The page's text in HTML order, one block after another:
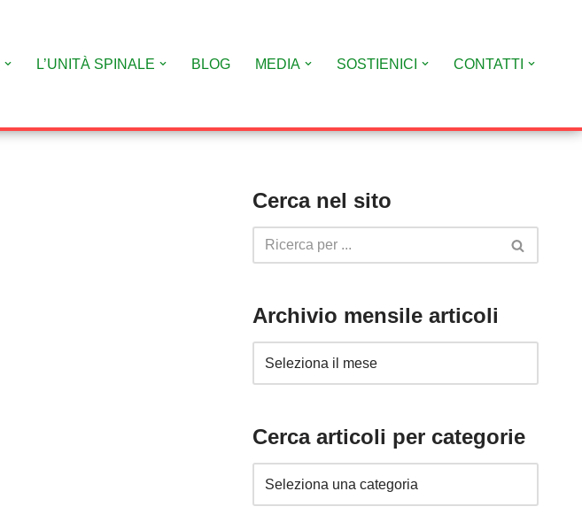
L’UNITÀ SPINALE BLOG MEDIA SOSTIENICI CONTATTI
Cerca nel sito
Archivio mensile articoli
Cerca articoli per categorie